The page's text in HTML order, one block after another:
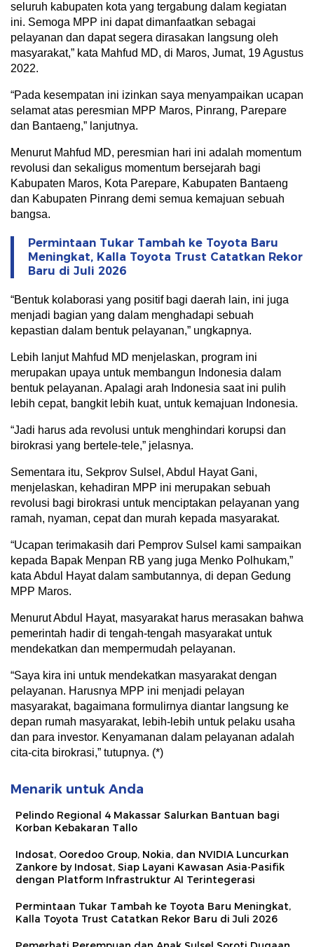
seluruh kabupaten kota yang tergabung dalam kegiatan
ini. Semoga MPP ini dapat dimanfaatkan sebagai
pelayanan dan dapat segera dirasakan langsung oleh
masyarakat,” kata Mahfud MD, di Maros, Jumat, 19 Agustus
2022.
“Pada kesempatan ini izinkan saya menyampaikan ucapan
selamat atas peresmian MPP Maros, Pinrang, Parepare
dan Bantaeng,” lanjutnya.
Menurut Mahfud MD, peresmian hari ini adalah momentum
revolusi dan sekaligus momentum bersejarah bagi
Kabupaten Maros, Kota Parepare, Kabupaten Bantaeng
dan Kabupaten Pinrang demi semua kemajuan sebuah
bangsa.
Permintaan Tukar Tambah ke Toyota Baru
Meningkat, Kalla Toyota Trust Catatkan Rekor
Baru di Juli 2026
“Bentuk kolaborasi yang positif bagi daerah lain, ini juga
menjadi bagian yang dalam menghadapi sebuah
kepastian dalam bentuk pelayanan,” ungkapnya.
Lebih lanjut Mahfud MD menjelaskan, program ini
merupakan upaya untuk membangun Indonesia dalam
bentuk pelayanan. Apalagi arah Indonesia saat ini pulih
lebih cepat, bangkit lebih kuat, untuk kemajuan Indonesia.
“Jadi harus ada revolusi untuk menghindari korupsi dan
birokrasi yang bertele-tele,” jelasnya.
Sementara itu, Sekprov Sulsel, Abdul Hayat Gani,
menjelaskan, kehadiran MPP ini merupakan sebuah
revolusi bagi birokrasi untuk menciptakan pelayanan yang
ramah, nyaman, cepat dan murah kepada masyarakat.
“Ucapan terimakasih dari Pemprov Sulsel kami sampaikan
kepada Bapak Menpan RB yang juga Menko Polhukam,”
kata Abdul Hayat dalam sambutannya, di depan Gedung
MPP Maros.
Menurut Abdul Hayat, masyarakat harus merasakan bahwa
pemerintah hadir di tengah-tengah masyarakat untuk
mendekatkan dan mempermudah pelayanan.
“Saya kira ini untuk mendekatkan masyarakat dengan
pelayanan. Harusnya MPP ini menjadi pelayan
masyarakat, bagaimana formulirnya diantar langsung ke
depan rumah masyarakat, lebih-lebih untuk pelaku usaha
dan para investor. Kenyamanan dalam pelayanan adalah
cita-cita birokrasi,” tutupnya. (*)
Menarik untuk Anda
Pelindo Regional 4 Makassar Salurkan Bantuan bagi
Korban Kebakaran Tallo
Indosat, Ooredoo Group, Nokia, dan NVIDIA Luncurkan
Zankore by Indosat, Siap Layani Kawasan Asia-Pasifik
dengan Platform Infrastruktur AI Terintegerasi
Permintaan Tukar Tambah ke Toyota Baru Meningkat,
Kalla Toyota Trust Catatkan Rekor Baru di Juli 2026